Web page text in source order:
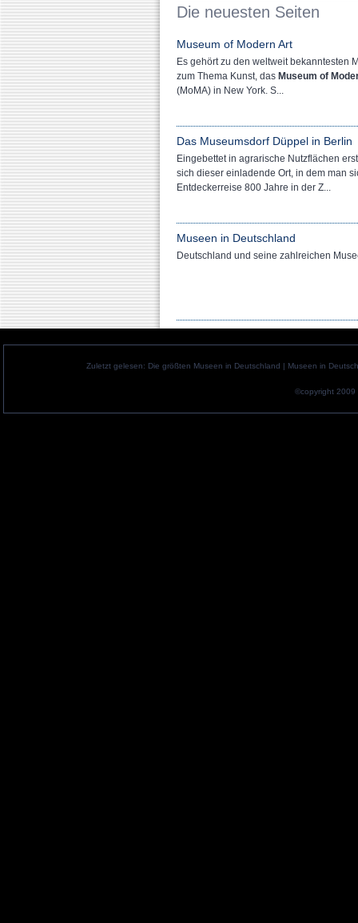
Die neuesten Seiten
Museum of Modern Art
Es gehört zu den weltweit bekanntesten
zum Thema Kunst, das Museum of
(MoMA) in New York. S...
Das Museumsdorf Düppel in Berlin
Eingebettet in agrarische Nutzflächen
sich dieser einladende Ort, in dem man
Entdeckerreise 800 Jahre in der Z...
Museen in Deutschland
Deutschland und seine zahlreichen
Zuletzt gelesen: Die größten Museen in Deutschland | Museen in
©copyright 2009